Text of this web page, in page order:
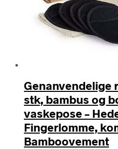
Genanvendelige
stk, bambus og
vaskepose –
Fingerlomme,
Bamboovement